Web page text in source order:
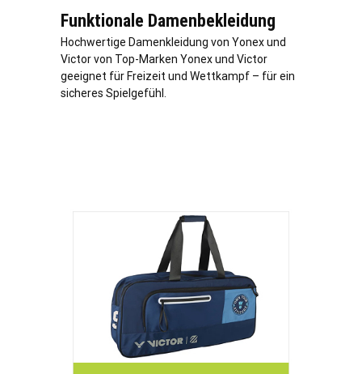
Funktionale Damenbekleidung
Hochwertige Damenkleidung von Yonex und
Victor von Top-Marken Yonex und Victor
geeignet für Freizeit und Wettkampf – für ein
sicheres Spielgefühl.